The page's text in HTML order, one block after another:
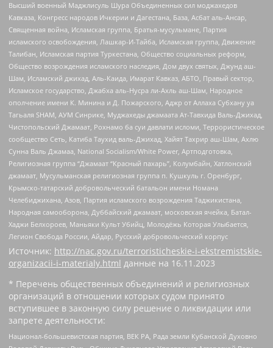
Высший военный Маджлисуль Шура Объединенных сил моджахедов
Кавказа, Конгресс народов Ичкерии и Дагестана, База, Асбат аль-Ансар,
Священная война, Исламская группа, Братья-мусульмане, Партия
исламского освобождения, Лашкар-И-Тайба, Исламская группа, Движение
Талибан, Исламская партия Туркестана, Общество социальных реформ,
Общество возрождения исламского наследия, Дом двух святых, Джунд аш-
Шам, Исламский джихад, Аль-Каида, Имарат Кавказ, АБТО, Правый сектор,
Исламское государство, Джабха аль-Нусра ли-Ахль аш-Шам, Народное
ополчение имени К. Минина и Д. Пожарского, Аджр от Аллаха Субхану уа
Тагьаля SHAM, АУМ Синрике, Муджахеды джамаата Ат-Тавхида Валь-Джихад,
Чистопольский Джамаат, Рохнамо ба суи давлати исломи, Террористическое
сообщество Сеть, Катиба Таухид валь-Джихад, Хайят Тахрир аш-Шам, Ахлю
Сунна Валь Джамаа, National Socialism/White Power, Артподготовка,
Религиозная группа “Джамаат “Красный пахарь”, Колумбайн, Хатлонский
джамаат, Мусульманская религиозная группа п. Кушкуль г. Оренбург,
Крымско-татарский добровольческий батальон имени Номана
Челебиджихана, Азов, Партия исламского возрождения Таджикистана,
Народная самооборона, Дуббайский джамаат, московская ячейка, Батал-
Хаджи Белхороев, Маньяки Культ Убийц, Молодёжь Которая Улыбается,
Легион Свобода России, Айдар, Русский добровольческий корпус
Источник: http://nac.gov.ru/terroristicheskie-i-ekstremistskie-
organizacii-i-materialy.html данные на 16.11.2023
* Перечень общественных объединений и религиозных
организаций в отношении которых судом принято
вступившее в законную силу решение о ликвидации или
запрете деятельности:
Национал-большевистская партия, ВЕК РА, Рада земли Кубанской Духовно